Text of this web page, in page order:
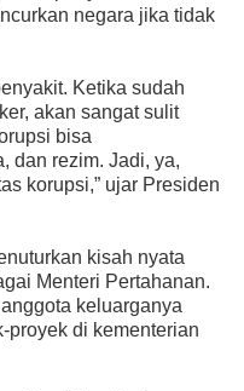
negara jika tidak
Ketika sudah
akan sangat sulit
bisa
dan rezim. Jadi, ya,
korupsi,” ujar Presiden
kisah nyata
Menteri Pertahanan.
keluarganya
proyek di kementerian